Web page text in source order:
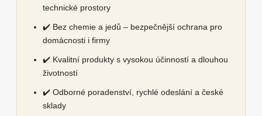
technické prostory
✔️ Bez chemie a jedů – bezpečnější ochrana pro
domácnosti i firmy
✔️ Kvalitní produkty s vysokou účinností a dlouhou
životností
✔️ Odborné poradenství, rychlé odeslání a české
sklady